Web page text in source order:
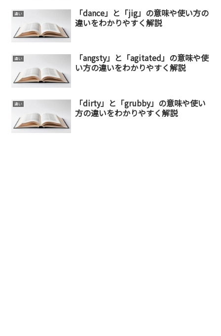
違い
「dance」と「jig」の意味や使い方の
違いをわかりやすく解説
違い
「angsty」と「agitated」の意味や使
い方の違いをわかりやすく解説
違い
「dirty」と「grubby」の意味や使い
方の違いをわかりやすく解説